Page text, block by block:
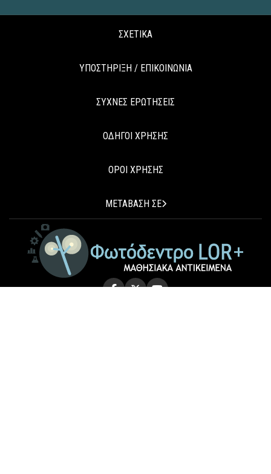
ΣΧΕΤΙΚΑ
ΥΠΟΣΤΗΡΙΞΗ / ΕΠΙΚΟΙΝΩΝΙΑ
ΣΥΧΝΕΣ ΕΡΩΤΗΣΕΙΣ
ΟΔΗΓΟΙ ΧΡΗΣΗΣ
ΟΡΟΙ ΧΡΗΣΗΣ
ΜΕΤΑΒΑΣΗ ΣΕ